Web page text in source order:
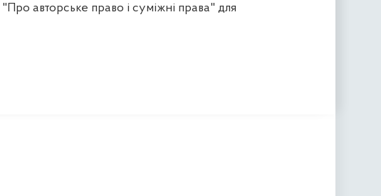
авторське право і суміжні права" для